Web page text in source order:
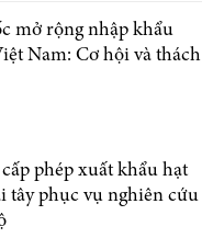
mở rộng nhập khẩu
Nam: Cơ hội và thách
phép xuất khẩu hạt
tây phục vụ nghiên cứu